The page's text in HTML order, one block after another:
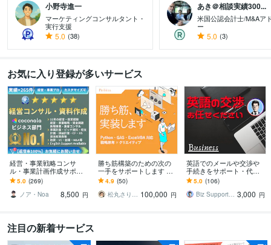
小野寺進一
マーケティングコンサルタント・
実行支援
5.0 (38)
あき＠相談実績300...
米国公認会計士/M&Aア
ー
5.0 (3)
お気に入り登録が多いサービス
経営・事業戦略コンサ
ル・事業計画作成サポー
トします 億円超の資金調
達・実績多数 | 経営13年
のプロがサポート
5.0 (269)
ノア・Noa
8,500 円
勝ち筋構築のための次の
一手をサポートします Pyt
hon・GAS・ExcelVBA対
応、デザイン支援も
4.9 (50)
松丸さりり｜シネステティカ 100,000 円
英語でのメールや交渉や
手続きをサポート・代行
します 【プロにお任せ】
海外との英文やり取り/問
合せ/手続き
5.0 (106)
Biz Support 阿形 清治 3,000 円
注目の新着サービス